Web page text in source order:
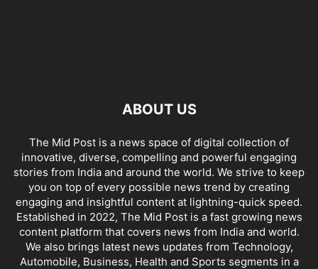
ABOUT US
The Mid Post is a news space of digital collection of
innovative, diverse, compelling and powerful engaging
stories from India and around the world. We strive to keep
you on top of every possible news trend by creating
engaging and insightful content at lightning-quick speed.
Established in 2022, The Mid Post is a fast growing news
content platform that covers news from India and world.
We also brings latest news updates from Technology,
Automobile, Business, Health and Sports segments in a